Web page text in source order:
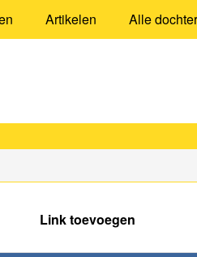
Artikelen Alle
Link toevoegen